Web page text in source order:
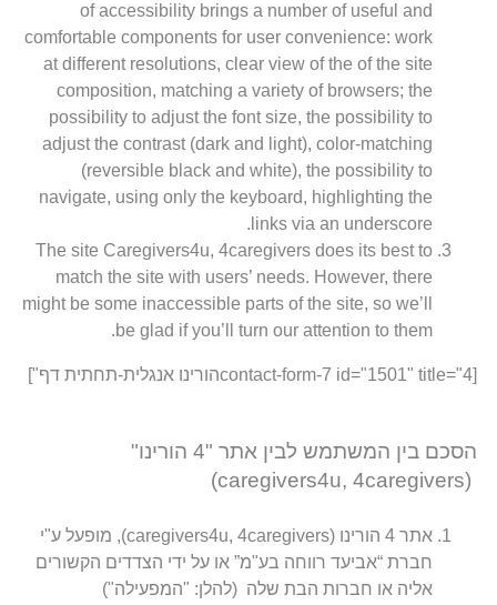
of accessibility brings a number of useful and
comfortable components for user convenience: work
at different resolutions, clear view of the of the site
composition, matching a variety of browsers; the
possibility to adjust the font size, the possibility to
adjust the contrast (dark and light), color-matching
(reversible black and white), the possibility to
navigate, using only the keyboard, highlighting the
links via an underscore.
The site Caregivers4u, 4caregivers does its best to
match the site with users’ needs. However, there
might be some inaccessible parts of the site, so we’ll
be glad if you’ll turn our attention to them.
[contact-form-7 id="1501" title="4הורינו אנגלית-תחתית דף"]
הסכם בין המשתמש לבין אתר "4 הורינו"
(caregivers4u, 4caregivers)
אתר 4 הורינו (caregivers4u, 4caregivers), מופעל ע"י
חברת “אביעד רווחה בע"מ” או על ידי הצדדים הקשורים
אליה או חברות הבת שלה (להלן: "המפעילה")